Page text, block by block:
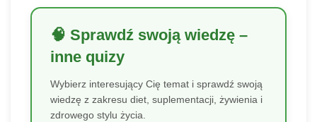
🧠 Sprawdź swoją wiedzę –
inne quizy
Wybierz interesujący Cię temat i sprawdź swoją
wiedzę z zakresu diet, suplementacji, żywienia i
zdrowego stylu życia.